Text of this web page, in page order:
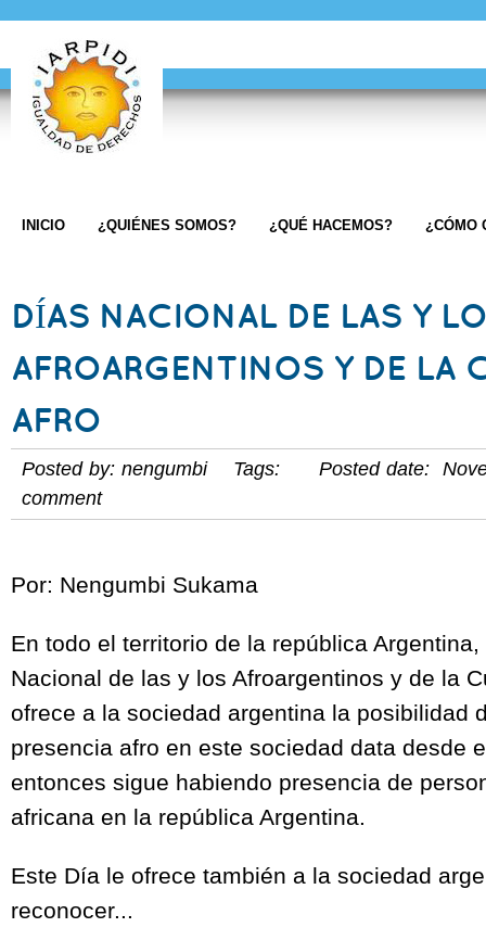
INICIO ¿QUIÉNES SOMOS? ¿QUÉ HACEMOS? ¿CÓMO
DÍAS NACIONAL DE LAS Y
AFROARGENTINOS Y DE LA
AFRO
Posted by: nengumbi Tags: Posted date:
comment
Por: Nengumbi Sukama
En todo el territorio de la república
Nacional de las y los Afroargentinos y de la
ofrece a la sociedad argentina la posibilidad
presencia afro en este sociedad data desde
entonces sigue habiendo presencia de
africana en la república Argentina.
Este Día le ofrece también a la sociedad
reconocer...